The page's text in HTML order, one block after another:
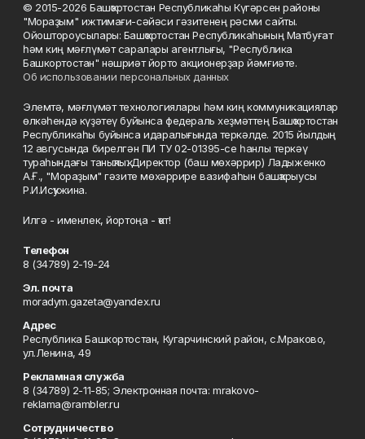
© 2015-2026 Башҡортостан Республикаһы Күгәрсен районы
"Мораҙым" ижтимағи-сәйәси гәзитенең рәсми сайты.
Ойоштороусылары: Башҡортостан Республикаһының Матбуғат
һәм киң мәғлүмәт саралары агентлығы, "Республика
Башкортостан" нәшриәт йорто акционерҙар йәмғиәте.
Об использовании персональных данных
Элемтә, мәғлүмәт технологиялары һәм киң коммуникациялар
өлкәһендә күҙәтеү буйынса федераль хеҙмәттең Башҡортостан
Республикаһы буйынса идаралығында теркәлде. 2015 йылдың
12 авгусында бирелгән ПИ ТУ 02-01395-се һанлы теркәү
тураһындағы таныҡлыҡ. Директор (баш мөхәррир) Ладыженко
А.Ғ., "Мораҙым" гәзите мөхәррире вазифаһын башҡарыусы
Р.И.Исҡужина.
Илгә - именлек, йортоңа - ҡот!
Телефон
8 (34789) 2-19-24
Эл. почта
moradym.gazeta@yandex.ru
Адрес
Республика Башкортостан, Кугарчинский район, с.Мраково,
ул.Ленина, 49
Рекламная служба
8 (34789) 2-11-85; Электронная почта: mrakovo-
reklama@rambler.ru
Сотрудничество